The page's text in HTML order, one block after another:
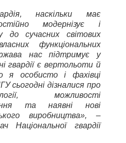
наскільки має
модернізує і
до сучасних світових
функціональних
нас підтримує у
гвардії є вертольоти й
особисто і фахівці
сьогодні дізналися про
можливості
та наявні нові
виробництва», –
Національної гвардії